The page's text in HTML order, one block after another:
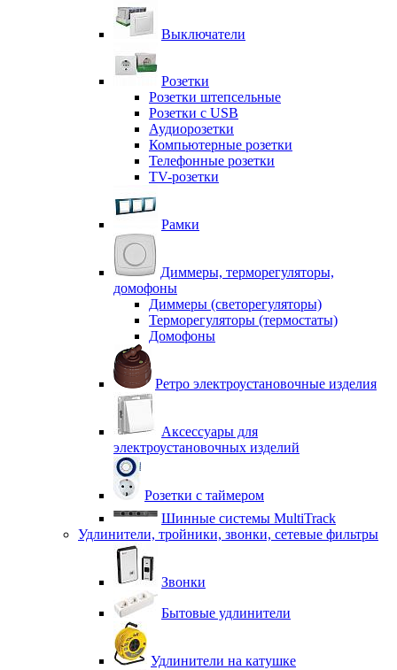
Выключатели
Розетки
Розетки штепсельные
Розетки с USB
Аудиорозетки
Компьютерные розетки
Телефонные розетки
TV-розетки
Рамки
Диммеры, терморегуляторы,
домофоны
Диммеры (светорегуляторы)
Терморегуляторы (термостаты)
Домофоны
Ретро электроустановочные изделия
Аксессуары для
электроустановочных изделий
Розетки с таймером
Шинные системы MultiTrack
Удлинители, тройники, звонки, сетевые фильтры
Звонки
Бытовые удлинители
Удлинители на катушке